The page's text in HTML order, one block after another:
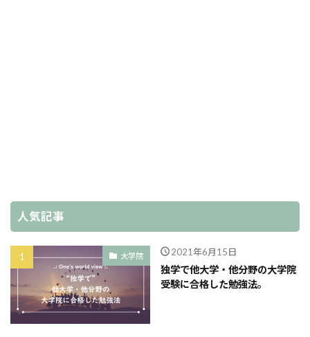
人気記事
大学院 2021年6月15日
独学で他大学・他分野の大学院
受験に合格した勉強法。